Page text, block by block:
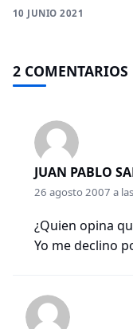
10 JUNIO 2021
2 COMENTARIOS
JUAN PABLO
26 agosto 2007 a
¿Quien opina
Yo me declino